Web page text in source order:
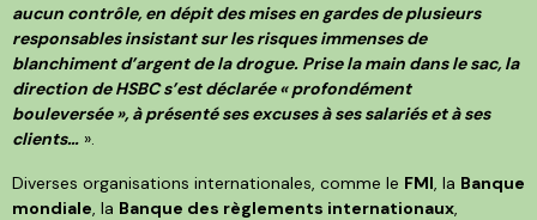
aucun contrôle, en dépit des mises en gardes de plusieurs
responsables insistant sur les risques immenses de
blanchiment d’argent de la drogue. Prise la main dans le sac, la
direction de HSBC s’est déclarée « profondément
bouleversée », à présenté ses excuses à ses salariés et à ses
clients… ».
Diverses organisations internationales, comme le FMI , la Banque
mondiale , la Banque des règlements internationaux